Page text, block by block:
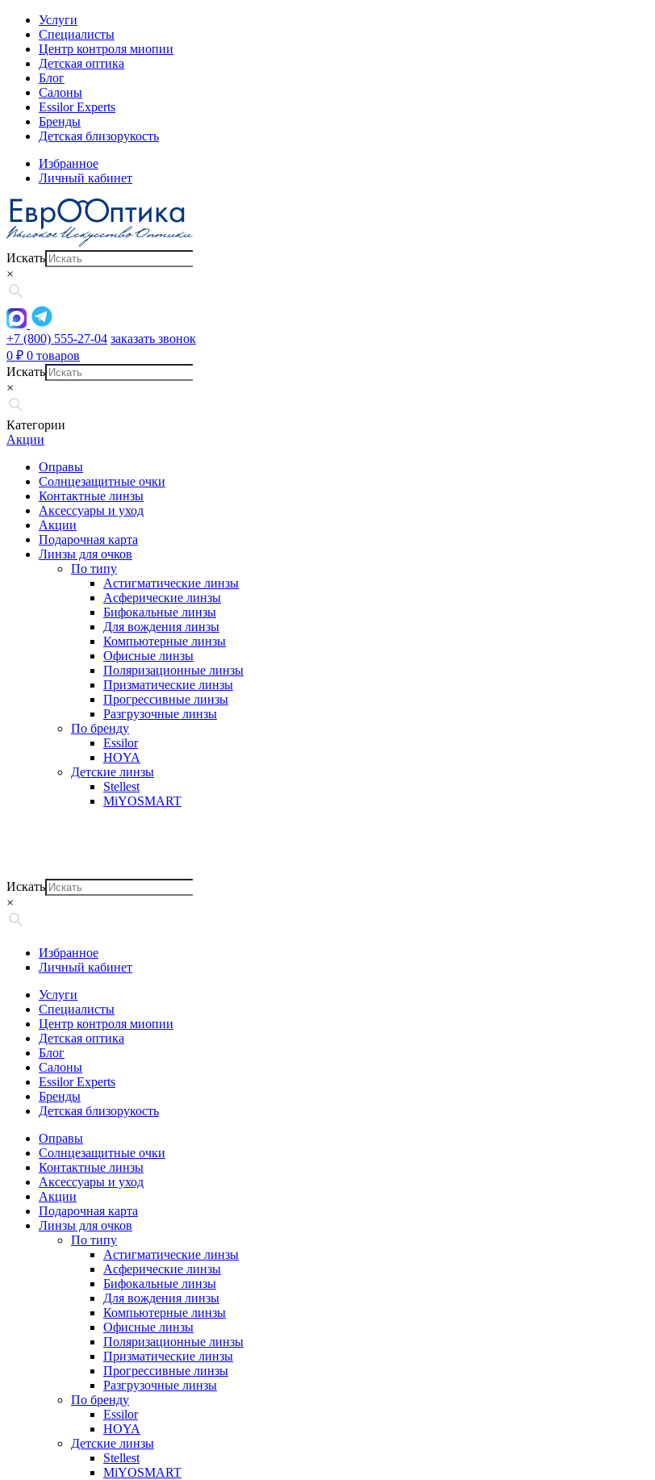
Услуги
Специалисты
Центр контроля миопии
Детская оптика
Блог
Салоны
Essilor Experts
Бренды
Детская близорукость
Избранное
Личный кабинет
Искать
×
+7 (800) 555-27-04 заказать звонок
0 ₽ 0 товаров
Искать
×
Категории
Акции
Оправы
Солнцезащитные очки
Контактные линзы
Аксессуары и уход
Акции
Подарочная карта
Линзы для очков
По типу
Астигматические линзы
Асферические линзы
Бифокальные линзы
Для вождения линзы
Компьютерные линзы
Офисные линзы
Поляризационные линзы
Призматические линзы
Прогрессивные линзы
Разгрузочные линзы
По бренду
Essilor
HOYA
Детские линзы
Stellest
MiYOSMART
Искать
×
Избранное
Личный кабинет
Услуги
Специалисты
Центр контроля миопии
Детская оптика
Блог
Салоны
Essilor Experts
Бренды
Детская близорукость
Оправы
Солнцезащитные очки
Контактные линзы
Аксессуары и уход
Акции
Подарочная карта
Линзы для очков
По типу
Астигматические линзы
Асферические линзы
Бифокальные линзы
Для вождения линзы
Компьютерные линзы
Офисные линзы
Поляризационные линзы
Призматические линзы
Прогрессивные линзы
Разгрузочные линзы
По бренду
Essilor
HOYA
Детские линзы
Stellest
MiYOSMART